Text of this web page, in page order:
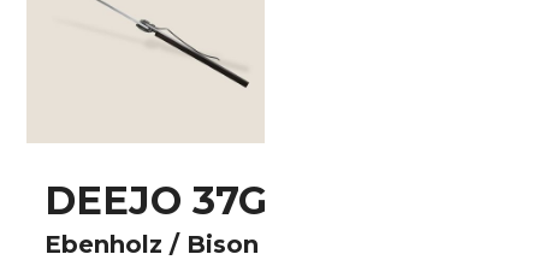
DEEJO 37G
Ebenholz / Bison